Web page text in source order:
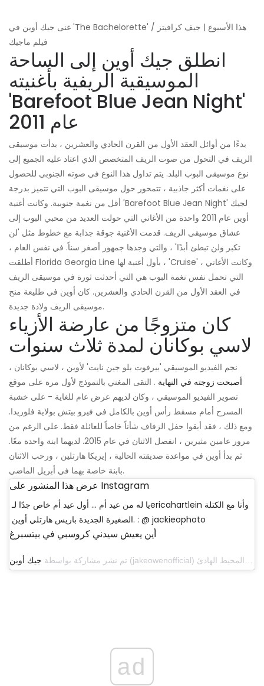
غنى جيك أوين في 'The Bachelorette' هذا الأسبوع | جيف كرافيتز /
فيلم ماجيك
انطلق جيك أوين إلى الساحة
الموسيقية الريفية بأغنيته
'Barefoot Blue Jean Night'
عام 2011
بدءًا من أوائل العقد الأول من القرن الحادي والعشرين ، بدأت موسيقى
الريف في التحول من صوت الريف المتخصص الذي اعتاد عليه الجميع إلى
نوع موسيقى البوب ​​البلد. يتم تداول هذا النوع في صوته الجنوبي للحصول
على نغمات أكثر جاذبية ، تتمحور حول موسيقى البوب ​​التي تتميز بدرجة
أقل من نغمة جنوبية. وكانت أغنية 'Barefoot Blue Jean Night' لجيك
أوين عام 2011 واحدة من الأغاني التي حولت العديد من محبي البوب ​​إلى
عشاق موسيقى الريف. قدمت الأغنية جوقة جذابة مع خطوط مثل 'لن
تكبر ولن تبطئ أبدًا' ، والتي وجدها جمهور أصغر سناً. في نفس العام ،
أطلقت Florida Georgia Line بأول أغنية لها ، 'Cruise' ، وكانت الأغاني
التي تحمل نفس نغمة البوب ​​هي التي أحدثت ثورة في موسيقى الريف
في العقد الأول من القرن الحادي والعشرين. كان أوين في طليعة منح
موسيقى الريف ولادة جديدة.
كان متزوجًا من عارضة الأزياء
لاسي بوكانان لمدة ثلاث سنوات
نجم الفيديو الموسيقي 'بيرفوت بلو جين نايت' لأوين ، لاسي بوكانان ،
أصبحت زوجته في النهاية . التقى المغني بالنموذج لأول مرة على موقع
تصوير الفيديو الموسيقي ، وكان لديهم عرض عام للغاية - على خشبة
المسرح أمام مسقط رأس أوين بالكامل في فيرو بيتش بولاية فلوريدا.
ومع ذلك ، فقد أبقوا حفل الزفاف شأناً خاصاً للعائلة فقط. على الرغم من
مرور عامين مثيرين ، انفصل الاثنان في عام 2015. لديهما ابنة واحدة معًا.
ثم بدأ أوين في مواعدة صديقته الحالية ، إيريكا هارتلين ، ورحب الاثنان
بابنة خاصة بهما في أبريل الماضي.
عرض هذا المنشور على Instagram
يا له من عيد أم ... أول عيد أم خاص جدًا لـericahartlein وأنا مع الكتلة
الصغيرة الجديدة باريس هارتلي أوين. : @ jackieophoto
أين يعيش سيدني كروسبي في بيتسبرغ
تم نشر مشاركة بواسطة جيك أوين
ad